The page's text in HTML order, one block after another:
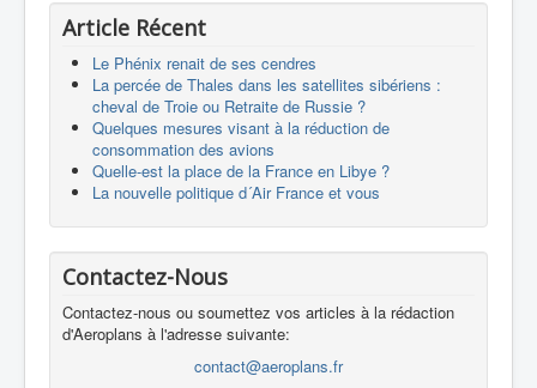
Article Récent
Le Phénix renait de ses cendres
La percée de Thales dans les satellites sibériens :
cheval de Troie ou Retraite de Russie ?
Quelques mesures visant à la réduction de
consommation des avions
Quelle-est la place de la France en Libye ?
La nouvelle politique d´Air France et vous
Contactez-Nous
Contactez-nous ou soumettez vos articles à la rédaction
d'Aeroplans à l'adresse suivante:
contact@aeroplans.fr